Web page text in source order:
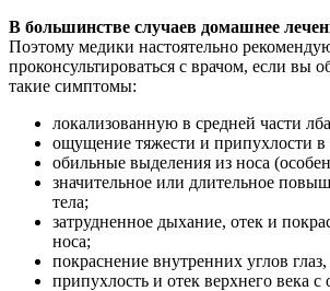
В большинстве случаев домашнее
Поэтому медики настоятельно
проконсультироваться с врачом, если вы
такие симптомы:
локализованную в средней части
ощущение тяжести и припухлости в
обильные выделения из носа
значительное или длительное
тела;
затрудненное дыхание, отек и
носа;
покраснение внутренних углов глаз,
припухлость и отек верхнего века